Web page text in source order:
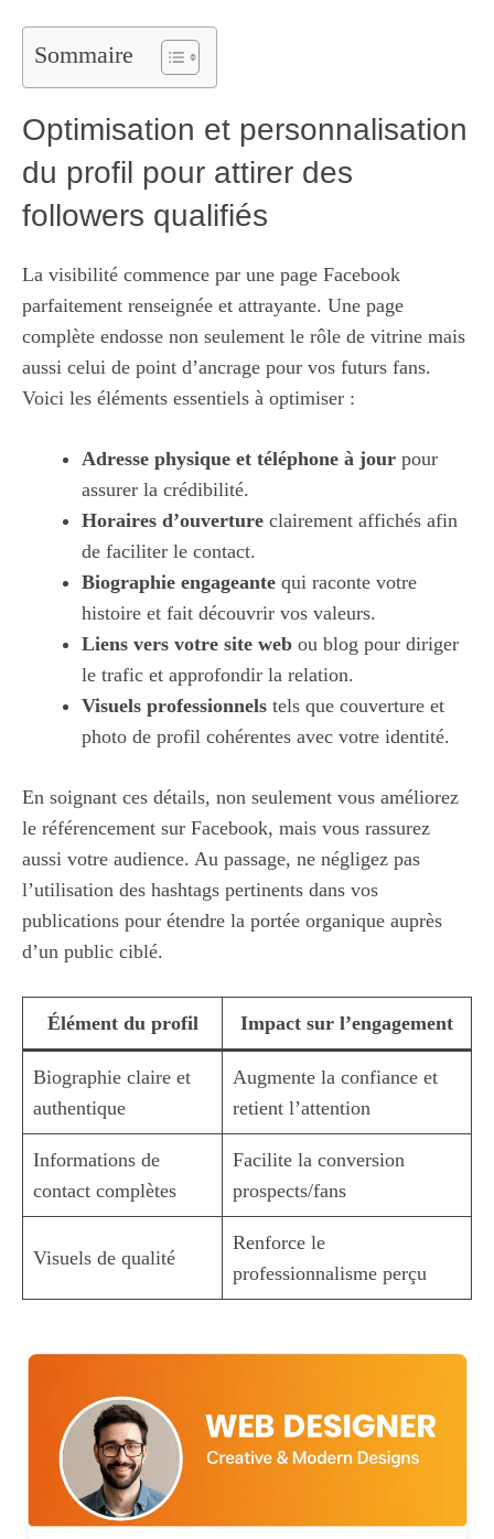
Sommaire
Optimisation et personnalisation
du profil pour attirer des
followers qualifiés
La visibilité commence par une page Facebook
parfaitement renseignée et attrayante. Une page
complète endosse non seulement le rôle de vitrine mais
aussi celui de point d’ancrage pour vos futurs fans.
Voici les éléments essentiels à optimiser :
Adresse physique et téléphone à jour pour
assurer la crédibilité.
Horaires d’ouverture clairement affichés afin
de faciliter le contact.
Biographie engageante qui raconte votre
histoire et fait découvrir vos valeurs.
Liens vers votre site web ou blog pour diriger
le trafic et approfondir la relation.
Visuels professionnels tels que couverture et
photo de profil cohérentes avec votre identité.
En soignant ces détails, non seulement vous améliorez
le référencement sur Facebook, mais vous rassurez
aussi votre audience. Au passage, ne négligez pas
l’utilisation des hashtags pertinents dans vos
publications pour étendre la portée organique auprès
d’un public ciblé.
Élément du profil Impact sur l’engagement
Biographie claire et
authentique
Augmente la confiance et
retient l’attention
Informations de
contact complètes
Facilite la conversion
prospects/fans
Visuels de qualité
Renforce le
professionnalisme perçu